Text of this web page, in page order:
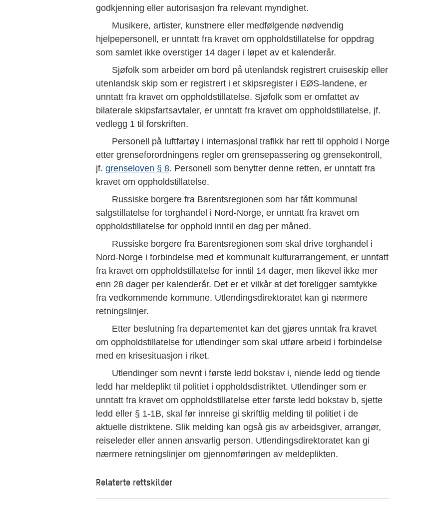
godkjenning eller autorisasjon fra relevant myndighet.
Musikere, artister, kunstnere eller medfølgende nødvendig
hjelpepersonell, er unntatt fra kravet om oppholdstillatelse for oppdrag
som samlet ikke overstiger 14 dager i løpet av et kalenderår.
Sjøfolk som arbeider om bord på utenlandsk registrert cruiseskip eller
utenlandsk skip som er registrert i et skipsregister i EØS-landene, er
unntatt fra kravet om oppholdstillatelse. Sjøfolk som er omfattet av
bilaterale skipsfartsavtaler, er unntatt fra kravet om oppholdstillatelse, jf.
vedlegg 1 til forskriften.
Personell på luftfartøy i internasjonal trafikk har rett til opphold i Norge
etter grenseforordningens regler om grensepassering og grensekontroll,
jf. grenseloven § 8. Personell som benytter denne retten, er unntatt fra
kravet om oppholdstillatelse.
Russiske borgere fra Barentsregionen som har fått kommunal
salgstillatelse for torghandel i Nord-Norge, er unntatt fra kravet om
oppholdstillatelse for opphold inntil en dag per måned.
Russiske borgere fra Barentsregionen som skal drive torghandel i
Nord-Norge i forbindelse med et kommunalt kulturarrangement, er unntatt
fra kravet om oppholdstillatelse for inntil 14 dager, men likevel ikke mer
enn 28 dager per kalenderår. Det er et vilkår at det foreligger samtykke
fra vedkommende kommune. Utlendingsdirektoratet kan gi nærmere
retningslinjer.
Etter beslutning fra departementet kan det gjøres unntak fra kravet
om oppholdstillatelse for utlendinger som skal utføre arbeid i forbindelse
med en krisesituasjon i riket.
Utlendinger som nevnt i første ledd bokstav i, niende ledd og tiende
ledd har meldeplikt til politiet i oppholdsdistriktet. Utlendinger som er
unntatt fra kravet om oppholdstillatelse etter første ledd bokstav b, sjette
ledd eller § 1-1B, skal før innreise gi skriftlig melding til politiet i de
aktuelle distriktene. Slik melding kan også gis av arbeidsgiver, arrangør,
reiseleder eller annen ansvarlig person. Utlendingsdirektoratet kan gi
nærmere retningslinjer om gjennomføringen av meldeplikten.
Relaterte rettskilder